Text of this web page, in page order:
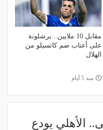
مقابل 10 ملايين.. برشلونة
على أعتاب ضم كانسيلو من
الهلال
منذ 5 أيام
الأهلي يودع